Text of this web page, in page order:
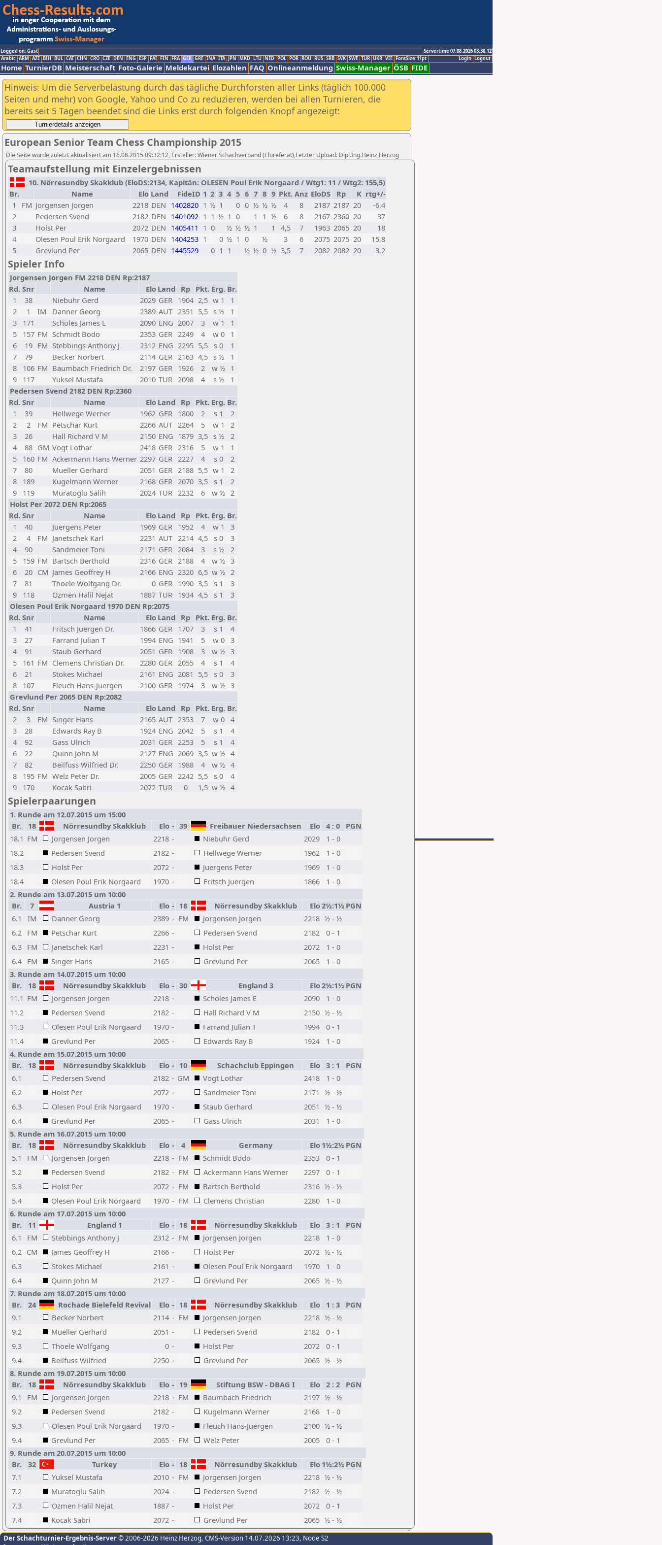
Logged on: Gast
Servertime 07.08.2026 03:30:12
Logout
Login
Arabic ARM AZE BIH BUL CAT CHN CRO CZE DEN ENG ESP FAI FIN FRA GER GRE INA ITA JPN MKD LTU NED POL POR ROU RUS SRB SVK SWE TUR UKR VIE FontSize:11pt
Home TurnierDB Meisterschaft Foto-Galerie Meldekartei Elozahlen FAQ Onlineanmeldung Swiss-Manager ÖSB FIDE
Hinweis: Um die Serverbelastung durch das tägliche Durchforsten aller Links (täglich 100.000
Seiten und mehr) von Google, Yahoo und Co zu reduzieren, werden bei allen Turnieren, die
bereits seit 5 Tagen beendet sind die Links erst durch folgenden Knopf angezeigt:
European Senior Team Chess Championship 2015
Die Seite wurde zuletzt aktualisiert am 16.08.2015 09:32:12, Ersteller: Wiener Schachverband (Eloreferat),Letzter Upload: Dipl.Ing.Heinz Herzog
Teamaufstellung mit Einzelergebnissen
10. Nörresundby Skakklub (EloDS:2134, Kapitän: OLESEN Poul Erik Norgaard / Wtg1: 11 / Wtg2: 155,5)
Br.
Name Elo Land FideID 1 2 3 4 5 6 7 8 9 Pkt. Anz EloDS Rp K rtg+/-
1
FM Jorgensen Jorgen 2218 DEN 1402820 1 ½ 1 0 0 ½ ½ ½ 4 8 2187 2187 20
-6,4
2
Pedersen Svend 2182 DEN 1401092 1 1 ½ 1 0 1 1 ½ 6 8 2167 2360 20
37
3
Holst Per 2072 DEN 1405411 1 0 ½ ½ ½ 1 1 4,5 7 1963 2065 20
18
4
Olesen Poul Erik Norgaard 1970 DEN 1404253 1 0 ½ 1 0 ½ 3 6 2075 2075 20
15,8
5
Grevlund Per 2065 DEN 1445529 0 1 1 ½ ½ 0 ½ 3,5 7 2082 2082 20 3,2
Spieler Info
Jorgensen Jorgen FM 2218 DEN Rp:2187
Rd. Snr Name Elo Land Rp Pkt. Erg. Br.
1
38 Niebuhr Gerd 2029 GER 1904 2,5 w 1
1
2
1 IM Danner Georg 2389 AUT 2351 5,5 s ½
1
3
171 Scholes James E 2090 ENG 2007 3 w 1
1
5
157 FM Schmidt Bodo 2353 GER 2249 4 w 0
1
6
19 FM Stebbings Anthony J 2312 ENG 2295 5,5 s 0
1
7
79 Becker Norbert 2114 GER 2163 4,5 s ½
1
8
106 FM Baumbach Friedrich Dr. 2197 GER 1926 2 w ½ 1
9
117 Yuksel Mustafa 2010 TUR 2098 4 s ½
1
Pedersen Svend 2182 DEN Rp:2360
Rd. Snr Name Elo Land Rp Pkt. Erg. Br.
1
39 Hellwege Werner 1962 GER 1800 2 s 1
2
2
2 FM Petschar Kurt 2266 AUT 2264 5 w 1
2
3
26 Hall Richard V M 2150 ENG 1879 3,5 s ½
2
4
88 GM Vogt Lothar 2418 GER 2316 5 w 1
1
5
160 FM Ackermann Hans Werner 2297 GER 2227 4 s 0
2
7
80 Mueller Gerhard 2051 GER 2188 5,5 w 1
2
8
189 Kugelmann Werner 2168 GER 2070 3,5 s 1
2
9
119 Muratoglu Salih 2024 TUR 2232 6 w ½ 2
Holst Per 2072 DEN Rp:2065
Rd. Snr Name Elo Land Rp Pkt. Erg. Br.
1
40 Juergens Peter 1969 GER 1952 4 w 1
3
2
4 FM Janetschek Karl 2231 AUT 2214 4,5 s 0
3
4
90 Sandmeier Toni 2171 GER 2084 3 s ½
2
5
159 FM Bartsch Berthold 2316 GER 2188 4 w ½ 3
6
20 CM James Geoffrey H 2166 ENG 2320 6,5 w ½ 2
7
81 Thoele Wolfgang Dr. 0 GER 1990 3,5 s 1
3
9
118 Ozmen Halil Nejat 1887 TUR 1934 4,5 s 1
3
Olesen Poul Erik Norgaard 1970 DEN Rp:2075
Rd. Snr Name Elo Land Rp Pkt. Erg. Br.
1
41 Fritsch Juergen Dr. 1866 GER 1707 3 s 1
4
3
27 Farrand Julian T 1994 ENG 1941 5 w 0
3
4
91 Staub Gerhard 2051 GER 1908 3 w ½ 3
5
161 FM Clemens Christian Dr. 2280 GER 2055 4 s 1
4
6
21 Stokes Michael 2161 ENG 2081 5,5 s 0
3
8
107 Fleuch Hans-Juergen 2100 GER 1974 3 w ½ 3
Grevlund Per 2065 DEN Rp:2082
Rd. Snr Name Elo Land Rp Pkt. Erg. Br.
2
3 FM Singer Hans 2165 AUT 2353 7 w 0
4
3
28 Edwards Ray B 1924 ENG 2042 5 s 1
4
4
92 Gass Ulrich 2031 GER 2253 5 s 1
4
6
22 Quinn John M 2127 ENG 2069 3,5 w ½ 4
7
82 Beilfuss Wilfried Dr. 2250 GER 1988 4 w ½ 4
8
195 FM Welz Peter Dr. 2005 GER 2242 5,5 s 0
4
9
170 Kocak Sabri 2072 TUR 0 1,5 w ½ 4
Spielerpaarungen
1. Runde am 12.07.2015 um 15:00
Br.
18 Nörresundby Skakklub Elo - 39 Freibauer Niedersachsen Elo 4 : 0
PGN
18.1 FM Jorgensen Jorgen 2218 - Niebuhr Gerd 2029
1 - 0
18.2
Pedersen Svend 2182 - Hellwege Werner 1962
1 - 0
18.3
Holst Per 2072 - Juergens Peter 1969
1 - 0
18.4
Olesen Poul Erik Norgaard 1970 - Fritsch Juergen 1866
1 - 0
2. Runde am 13.07.2015 um 10:00
Br.
7 Austria 1 Elo - 18 Nörresundby Skakklub Elo2½:1½ PGN
6.1
IM Danner Georg 2389 - FM Jorgensen Jorgen 2218 ½ - ½
6.2 FM Petschar Kurt 2266 - Pedersen Svend 2182
0 - 1
6.3 FM Janetschek Karl 2231 - Holst Per 2072
1 - 0
6.4 FM Singer Hans 2165 - Grevlund Per 2065
1 - 0
3. Runde am 14.07.2015 um 10:00
Br.
18 Nörresundby Skakklub Elo - 30 England 3 Elo2½:1½ PGN
11.1 FM Jorgensen Jorgen 2218 - Scholes James E 2090
1 - 0
11.2
Pedersen Svend 2182 - Hall Richard V M 2150 ½ - ½
11.3
Olesen Poul Erik Norgaard 1970 - Farrand Julian T 1994
0 - 1
11.4
Grevlund Per 2065 - Edwards Ray B 1924
1 - 0
4. Runde am 15.07.2015 um 10:00
Br.
18 Nörresundby Skakklub Elo - 10 Schachclub Eppingen Elo 3 : 1
PGN
6.1
Pedersen Svend 2182 - GM Vogt Lothar 2418
1 - 0
6.2
Holst Per 2072 - Sandmeier Toni 2171 ½ - ½
6.3
Olesen Poul Erik Norgaard 1970 - Staub Gerhard 2051 ½ - ½
6.4
Grevlund Per 2065 - Gass Ulrich 2031
1 - 0
5. Runde am 16.07.2015 um 10:00
Br.
18 Nörresundby Skakklub Elo - 4 Germany Elo 1½:2½ PGN
5.1
FM Jorgensen Jorgen 2218 - FM Schmidt Bodo 2353
0 - 1
5.2
Pedersen Svend 2182 - FM Ackermann Hans Werner 2297
0 - 1
5.3
Holst Per 2072 - FM Bartsch Berthold 2316 ½ - ½
5.4
Olesen Poul Erik Norgaard 1970 - FM Clemens Christian 2280
1 - 0
6. Runde am 17.07.2015 um 10:00
Br.
11 England 1 Elo - 18 Nörresundby Skakklub Elo 3 : 1
PGN
6.1
FM Stebbings Anthony J 2312 - FM Jorgensen Jorgen 2218
1 - 0
6.2 CM James Geoffrey H 2166 - Holst Per 2072 ½ - ½
6.3
Stokes Michael 2161 - Olesen Poul Erik Norgaard 1970
1 - 0
6.4
Quinn John M 2127 - Grevlund Per 2065 ½ - ½
7. Runde am 18.07.2015 um 10:00
Br.
24 Rochade Bielefeld Revival Elo - 18 Nörresundby Skakklub Elo 1 : 3
PGN
9.1
Becker Norbert 2114 - FM Jorgensen Jorgen 2218 ½ - ½
9.2
Mueller Gerhard 2051 - Pedersen Svend 2182
0 - 1
9.3
Thoele Wolfgang 0 - Holst Per 2072
0 - 1
9.4
Beilfuss Wilfried 2250 - Grevlund Per 2065 ½ - ½
8. Runde am 19.07.2015 um 10:00
Br.
18 Nörresundby Skakklub Elo - 19 Stiftung BSW - DBAG I Elo 2 : 2
PGN
9.1
FM Jorgensen Jorgen 2218 - FM Baumbach Friedrich 2197 ½ - ½
9.2
Pedersen Svend 2182 - Kugelmann Werner 2168
1 - 0
9.3
Olesen Poul Erik Norgaard 1970 - Fleuch Hans-Juergen 2100 ½ - ½
9.4
Grevlund Per 2065 - FM Welz Peter 2005
0 - 1
9. Runde am 20.07.2015 um 10:00
Br.
32 Turkey Elo - 18 Nörresundby Skakklub Elo 1½:2½ PGN
7.1
Yuksel Mustafa 2010 - FM Jorgensen Jorgen 2218 ½ - ½
7.2
Muratoglu Salih 2024 - Pedersen Svend 2182 ½ - ½
7.3
Ozmen Halil Nejat 1887 - Holst Per 2072
0 - 1
7.4
Kocak Sabri 2072 - Grevlund Per 2065 ½ - ½
Der Schachturnier-Ergebnis-Server© 2006-2026 Heinz Herzog, CMS-Version 14.07.2026 13:23, Node S2